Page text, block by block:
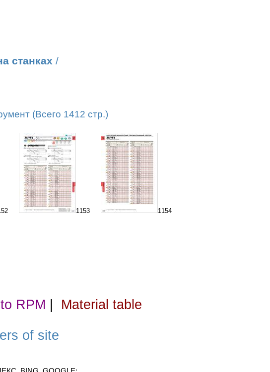
станках /
(Всего 1412 стр.)
1153 1154
RPM Material table
of site